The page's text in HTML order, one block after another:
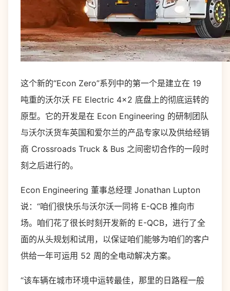
这个新的“Econ Zero”系列中的第一个是建立在 19
吨重的沃尔沃 FE Electric 4×2 底盘上的彻底运转的
原型。它的开发是在 Econ Engineering 的研制团队
与沃尔沃货车英国和爱尔兰的产品专家以及供给经销
商 Crossroads Truck & Bus 之间密切合​​作的一段时
刻之后进行的。
Econ Engineering 董事总经理 Jonathan Lupton
说：“咱们很快乐与沃尔沃一同将 E-QCB 推向市
场。咱们花了很长时刻开发新的 E-QCB，进行了全
面的从头规划和试用，以保证咱们能够为咱们的客户
供给一年可运用 52 周的全电动解决方案。
“该车辆在城市环境中运转最佳，那里的日路程一般